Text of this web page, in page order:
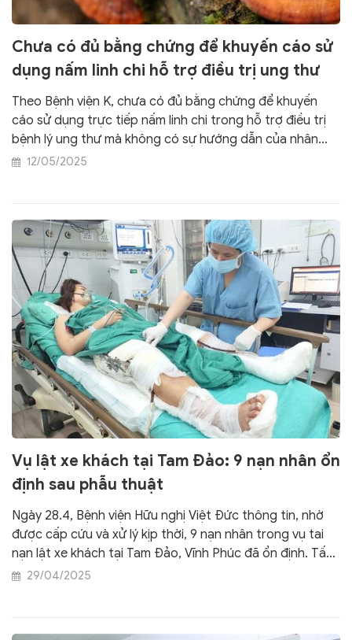
Chưa có đủ bằng chứng để khuyến cáo sử
dụng nấm linh chi hỗ trợ điều trị ung thư
Theo Bệnh viện K, chưa có đủ bằng chứng để khuyến
cáo sử dụng trực tiếp nấm linh chi trong hỗ trợ điều trị
bệnh lý ung thư mà không có sự hướng dẫn của nhân
viên y tế. Tương lai cần có nhiều nghiên cứu hơn để đánh
12/05/2025
Vụ lật xe khách tại Tam Đảo: 9 nạn nhân ổn
định sau phẫu thuật
Ngày 28.4, Bệnh viện Hữu nghị Việt Đức thông tin, nhờ
được cấp cứu và xử lý kịp thời, 9 nạn nhân trong vụ tai
nạn lật xe khách tại Tam Đảo, Vĩnh Phúc đã ổn định. Tất
cả, các bệnh nhân được chuyển về các khoa chuyên
29/04/2025